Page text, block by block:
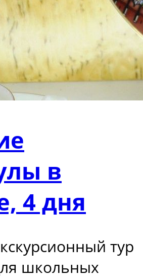
в
4 дня
тур
школьных